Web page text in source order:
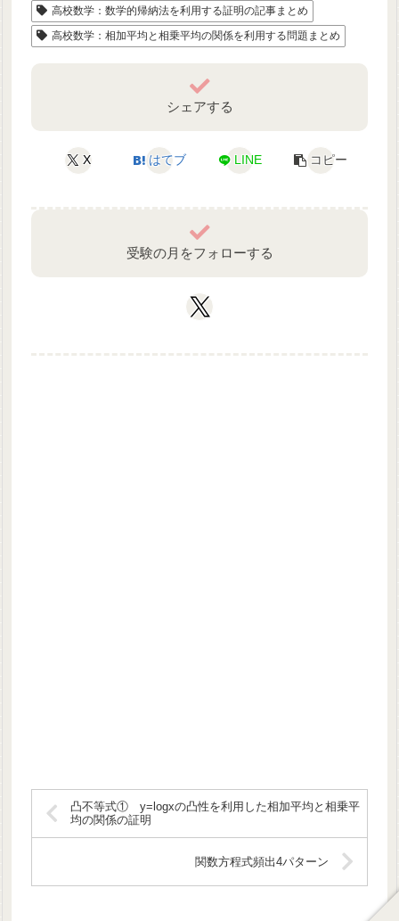
高校数学：数学的帰納法を利用する証明の記事まとめ
高校数学：相加平均と相乗平均の関係を利用する問題まとめ
シェアする
X はてブ LINE コピー
受験の月をフォローする
凸不等式① y=logxの凸性を利用した相加平均と相乗平
均の関係の証明
関数方程式頻出4パターン